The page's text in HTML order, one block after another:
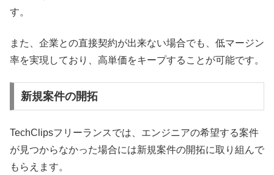
す。
また、企業との直接契約が出来ない場合でも、低マージン
率を実現しており、高単価をキープすることが可能です。
新規案件の開拓
TechClipsフリーランスでは、エンジニアの希望する案件
が見つからなかった場合には新規案件の開拓に取り組んで
もらえます。